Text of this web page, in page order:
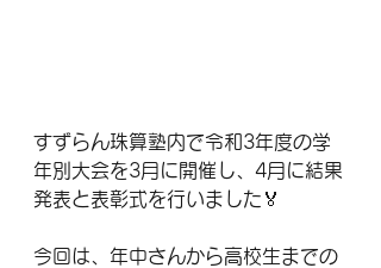
すずらん珠算塾内で令和3年度の学
年別大会を3月に開催し、4月に結果
発表と表彰式を行いました🏅
今回は、年中さんから高校生までの